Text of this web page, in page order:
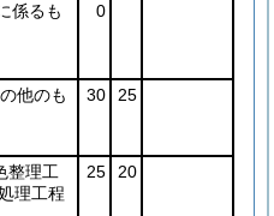
係るも
0
他のも
30 25
整理工
理工程
25 20